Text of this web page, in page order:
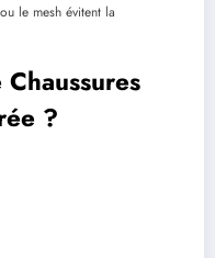
le mesh évitent la
?